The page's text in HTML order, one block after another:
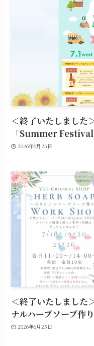
＜終了いたしまし
「Summer Festival
2026年6月25日
＜終了いたしまし
ナルハーブソープ作
2026年6月25日